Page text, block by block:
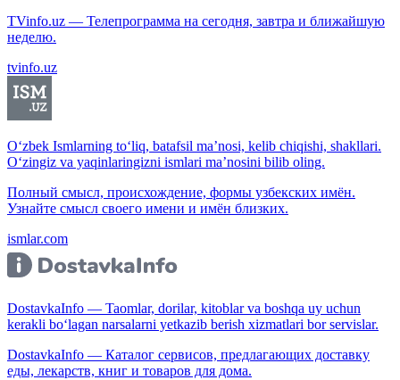
TVinfo.uz — Телепрограмма на сегодня, завтра и ближайшую
неделю.
tvinfo.uz
O‘zbek Ismlarning to‘liq, batafsil ma’nosi, kelib chiqishi, shakllari.
O‘zingiz va yaqinlaringizni ismlari ma’nosini bilib oling.
Полный смысл, происхождение, формы узбекских имён.
Узнайте смысл своего имени и имён близких.
ismlar.com
DostavkaInfo — Taomlar, dorilar, kitoblar va boshqa uy uchun
kerakli bo‘lagan narsalarni yetkazib berish xizmatlari bor servislar.
DostavkaInfo — Каталог сервисов, предлагающих доставку
еды, лекарств, книг и товаров для дома.